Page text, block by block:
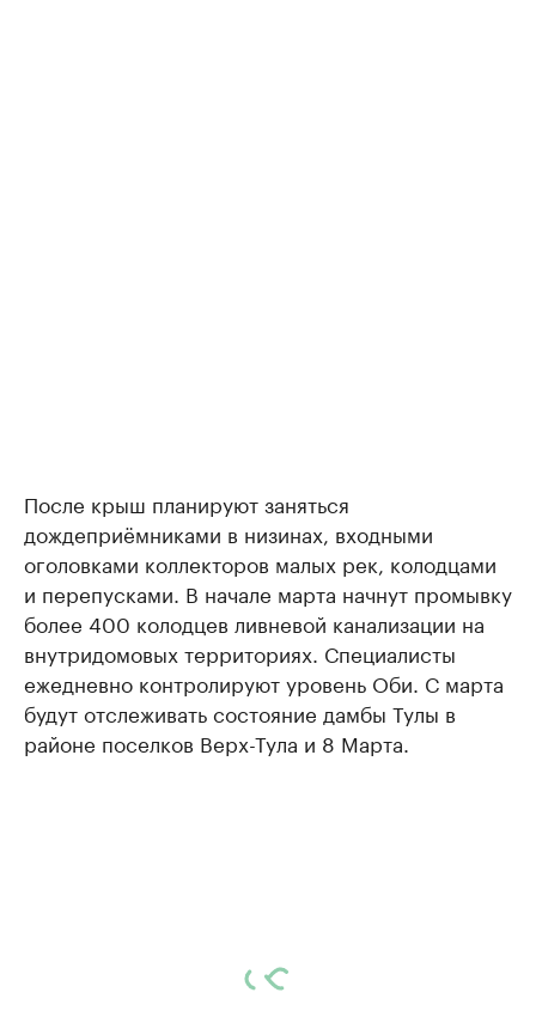
После крыш планируют заняться
дождеприёмниками в низинах, входными
оголовками коллекторов малых рек, колодцами
и перепусками. В начале марта начнут промывку
более 400 колодцев ливневой канализации на
внутридомовых территориях. Специалисты
ежедневно контролируют уровень Оби. С марта
будут отслеживать состояние дамбы Тулы в
районе поселков Верх-Тула и 8 Марта.